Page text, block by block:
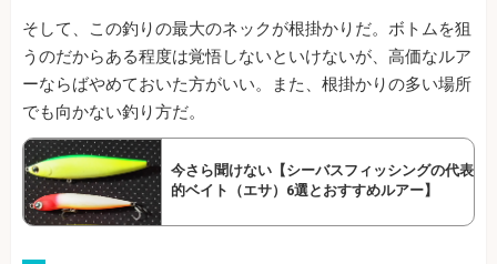
そして、この釣りの最大のネックが根掛かりだ。ボトムを狙
うのだからある程度は覚悟しないといけないが、高価なルア
ーならばやめておいた方がいい。また、根掛かりの多い場所
でも向かない釣り方だ。
今さら聞けない【シーバスフィッシングの代表
的ベイト（エサ）6選とおすすめルアー】